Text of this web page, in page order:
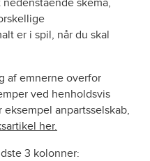
skema,
er i spil, når du skal
af emnerne overfor
ved henholdsvis
anpartsselskab,
her.
3 kolonner: